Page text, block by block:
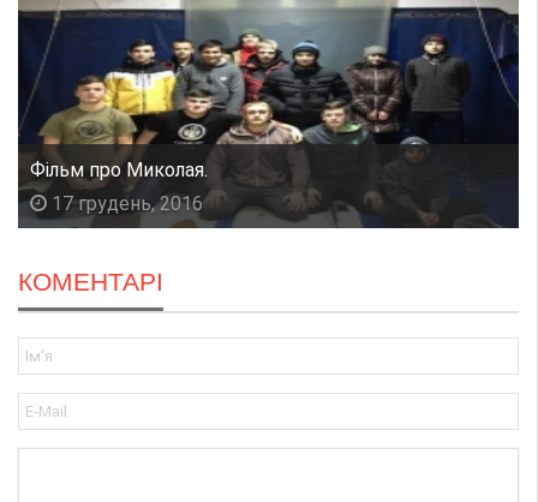
Фільм про Миколая.
17 грудень, 2016
КОМЕНТАРІ